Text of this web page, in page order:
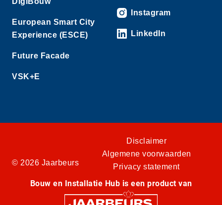
European Smart City
Experience (ESCE)
Future Facade
VSK+E
Instagram
LinkedIn
© 2026 Jaarbeurs
Disclaimer
Algemene voorwaarden
Privacy statement
Bouw en Installatie Hub is een product van